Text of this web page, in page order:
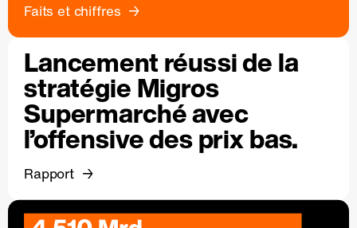
Faits et chiffres
Lancement réussi de la
stratégie Migros
Supermarché avec
l’offensive des prix bas.
Rapport